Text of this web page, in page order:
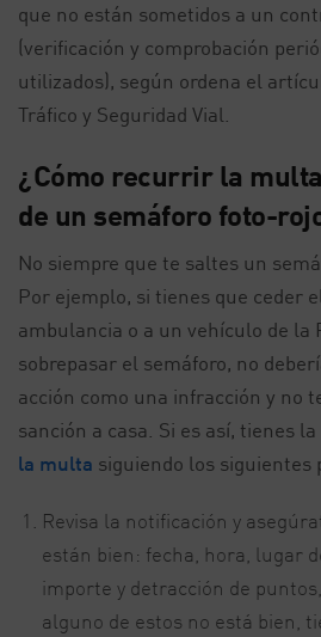
que no están sometidos a un
(verificación y comprobación
utilizados), según ordena el
Tráfico y Seguridad Vial.
¿Cómo recurrir la
de un semáforo foto-
No siempre que te saltes un
Por ejemplo, si tienes que ceder
ambulancia o a un vehículo de la
sobrepasar el semáforo, no
acción como una infracción y no
sanción a casa. Si es así, tienes
la multa siguiendo los siguientes
Revisa la notificación y
están bien: fecha, hora, lugar
importe y detracción de
alguno de estos no está bien,